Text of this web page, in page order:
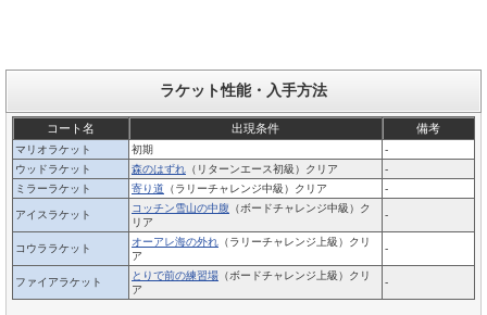
ラケット性能・入手方法
コート名 出現条件 備考
マリオラケット 初期
-
ウッドラケット
森のはずれ （リターンエース初級）クリア
-
ミラーラケット
寄り道 （ラリーチャレンジ中級）クリア -
アイスラケット
コッチン雪山の中腹 （ボードチャレンジ中級）ク
リア
-
コウララケット
オーアレ海の外れ
（ラリーチャレンジ上級）クリ
ア
-
ファイアラケット
とりで前の練習場 （ボードチャレンジ上級）クリ
ア
-